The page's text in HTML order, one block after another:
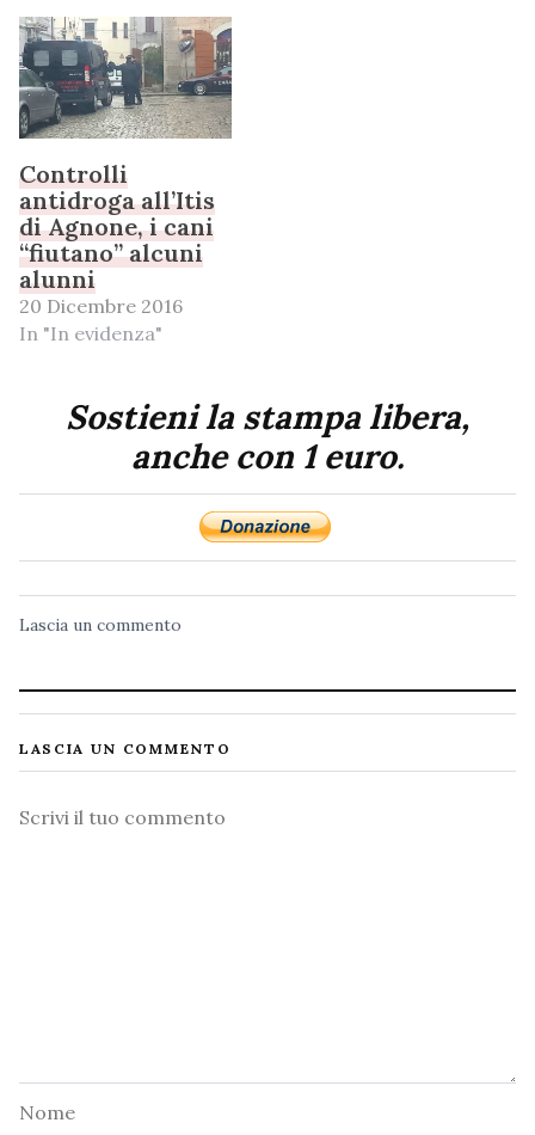
Controlli
antidroga all’Itis
di Agnone, i cani
“fiutano” alcuni
alunni
20 Dicembre 2016
In "In evidenza"
Sostieni la stampa libera,
anche con 1 euro.
Lascia un commento
LASCIA UN COMMENTO
Commento